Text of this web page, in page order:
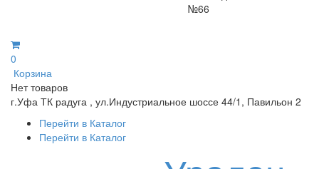
№66
0
Корзина
Нет товаров
г.Уфа ТК радуга , ул.Индустриальное шоссе 44/1, Павильон 2
Перейти в Каталог
Перейти в Каталог